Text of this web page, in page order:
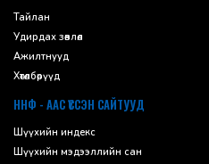
Тайлан
Удирдах зөвлөл
Ажилтнууд
Хөтөлбөрүүд
ННФ - ААС ҮҮССЭН САЙТУУД
Шүүхийн индекс
Шүүхийн мэдээллийн сан